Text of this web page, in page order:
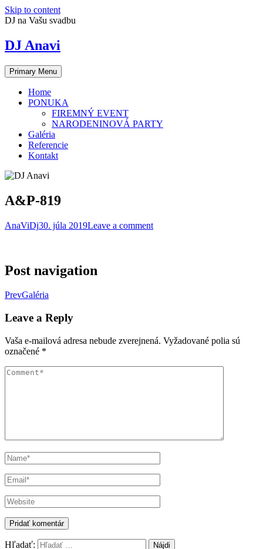
Skip to content
DJ na Vašu svadbu
DJ Anavi
Primary Menu
Home
PONUKA
FIREMNÝ EVENT
NARODENINOVÁ PARTY
Galéria
Referencie
Kontakt
A&P-819
AnaViDj30. júla 2019Leave a comment
Post navigation
PrevGaléria
Leave a Reply
Vaša e-mailová adresa nebude zverejnená. Vyžadované polia sú
označené *
Hľadať: